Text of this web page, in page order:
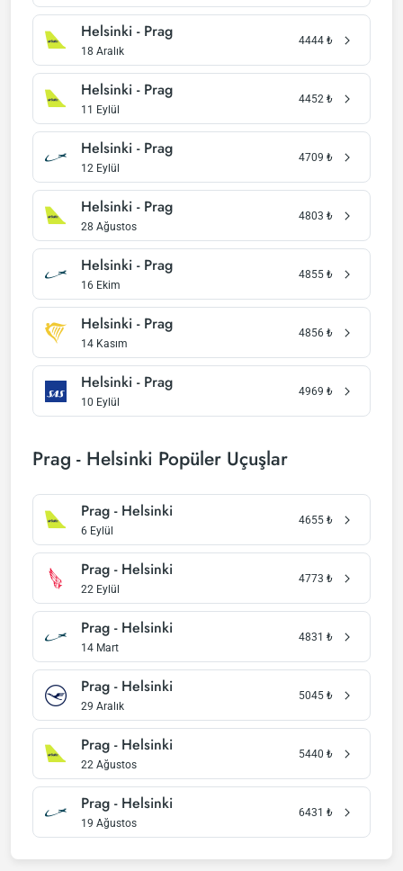
Helsinki - Prag
18 Aralık
4444 ₺
Helsinki - Prag
11 Eylül
4452 ₺
Helsinki - Prag
12 Eylül
4709 ₺
Helsinki - Prag
28 Ağustos
4803 ₺
Helsinki - Prag
16 Ekim
4855 ₺
Helsinki - Prag
14 Kasım
4856 ₺
Helsinki - Prag
10 Eylül
4969 ₺
Prag - Helsinki Popüler Uçuşlar
Prag - Helsinki
6 Eylül
4655 ₺
Prag - Helsinki
22 Eylül
4773 ₺
Prag - Helsinki
14 Mart
4831 ₺
Prag - Helsinki
29 Aralık
5045 ₺
Prag - Helsinki
22 Ağustos
5440 ₺
Prag - Helsinki
19 Ağustos
6431 ₺